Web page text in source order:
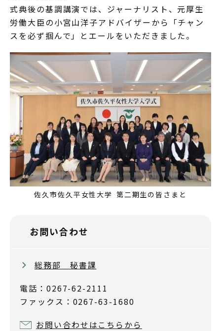
式典後の基調講演では、ジャーナリスト、元厚生
労働大臣の小宮山洋子アドバイザーから「チャン
スを必ず掴んで」とエールをいただきました。
佐久市佐久平女性大学 第二期生の皆さまと
お問い合わせ
総務部 秘書課
電話：0267-62-2111
ファックス：0267-63-1680
お問い合わせはこちらから